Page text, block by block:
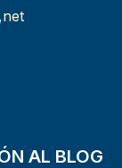
AL BLOG